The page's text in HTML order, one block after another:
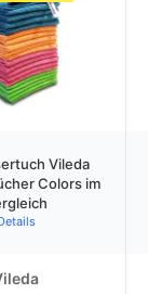
Vileda
Colors im